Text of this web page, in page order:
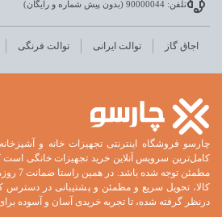
تلفن: 90000044 (بدون پیش شماره و رایگان)
اجاق گاز توالت ایرانی توالت فرنگی
چارسو فروشگاه اینترنتی تجهیزات خانه و
کامل‌ترین سرویس آنلاین خرید تجهیزات خانگی است
مطمئن
کالا، تحویل سریع و مطمئن و پشتیبانی در
درنظر گرفته شده، تا تجربه خریدی آسان و آسوده